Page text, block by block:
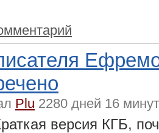
Plu 2280 дней 16
версия КГБ,